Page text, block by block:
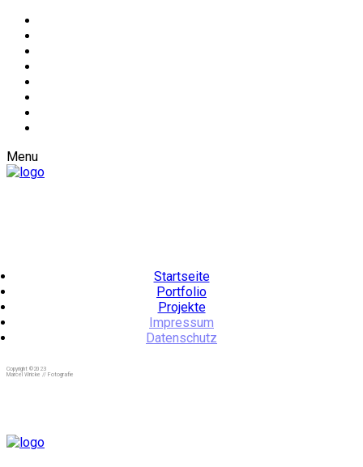
Menu
Startseite
Portfolio
Projekte
Impressum
Datenschutz
Copyright ©2023
Marcel Wricke // Fotografie